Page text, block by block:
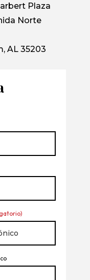
Plaza
Norte
AL 35203